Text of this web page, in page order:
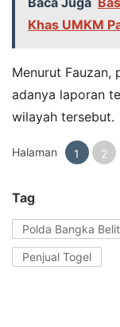
Khas UMKM
Menurut Fauzan,
adanya laporan
wilayah tersebut.
Halaman 1 2
Tag
Polda Bangka
Penjual Togel